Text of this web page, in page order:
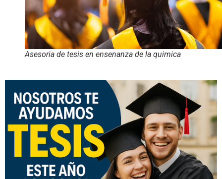
Asesoria de tesis en ensenanza de la quimica